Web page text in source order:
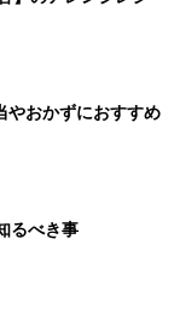
やおかずにおすすめ
るべき事